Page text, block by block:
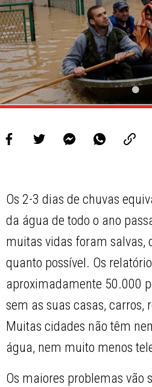
Os 2-3 dias de chuvas
da água de todo o ano
muitas vidas foram salvas,
quanto possível. Os
aproximadamente 50.000
sem as suas casas, carros,
Muitas cidades não têm
água, nem muito menos
Os maiores problemas vão